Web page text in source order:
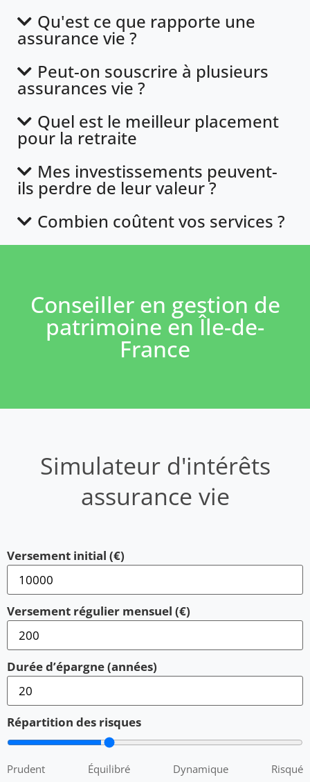
Qu'est ce que rapporte une
assurance vie ?
Peut-on souscrire à plusieurs
assurances vie ?
Quel est le meilleur placement
pour la retraite
Mes investissements peuvent-
ils perdre de leur valeur ?
Combien coûtent vos services ?
Conseiller en gestion de
patrimoine en Île-de-
France
Simulateur d'intérêts
assurance vie
Versement initial (€)
Versement régulier mensuel (€)
Durée d’épargne (années)
Répartition des risques
Prudent Équilibré Dynamique Risqué